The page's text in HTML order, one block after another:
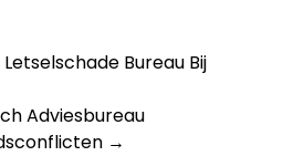
Bureau Bij
Adviesbureau
→